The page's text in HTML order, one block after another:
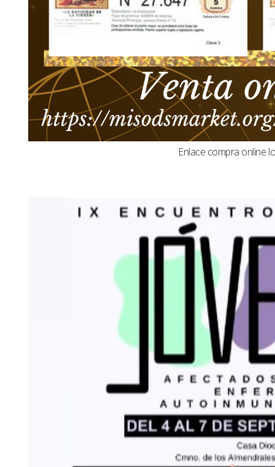
Enlace compra online